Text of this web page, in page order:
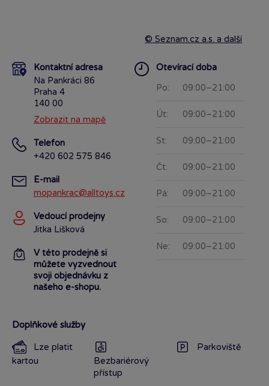
Kontaktní adresa
Na Pankráci 86
Praha 4
140 00
Zobrazit na mapě
Telefon
+420 602 575 846
E-mail
mopankrac@alltoys.cz
Vedoucí prodejny
Jitka Lišková
V této prodejně si
můžete vyzvednout
svoji objednávku z
našeho e-shopu.
Otevírací doba
Po:
09:00–21:00
Út: 09:00–21:00
St: 09:00–21:00
Čt: 09:00–21:00
Pá: 09:00–21:00
So: 09:00–21:00
Ne: 09:00–21:00
Doplňkové služby
Lze platit
kartou
Bezbariérový
přístup
Parkoviště
© Seznam.cz a.s. a další